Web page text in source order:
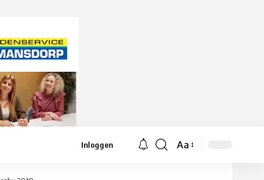
Inloggen
Lettergrootte
Aa